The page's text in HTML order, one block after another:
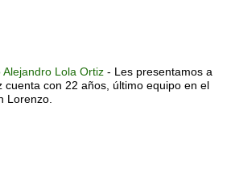
Lola Ortiz - Les presentamos a
cuenta con 22 años, último equipo en el
Lorenzo.